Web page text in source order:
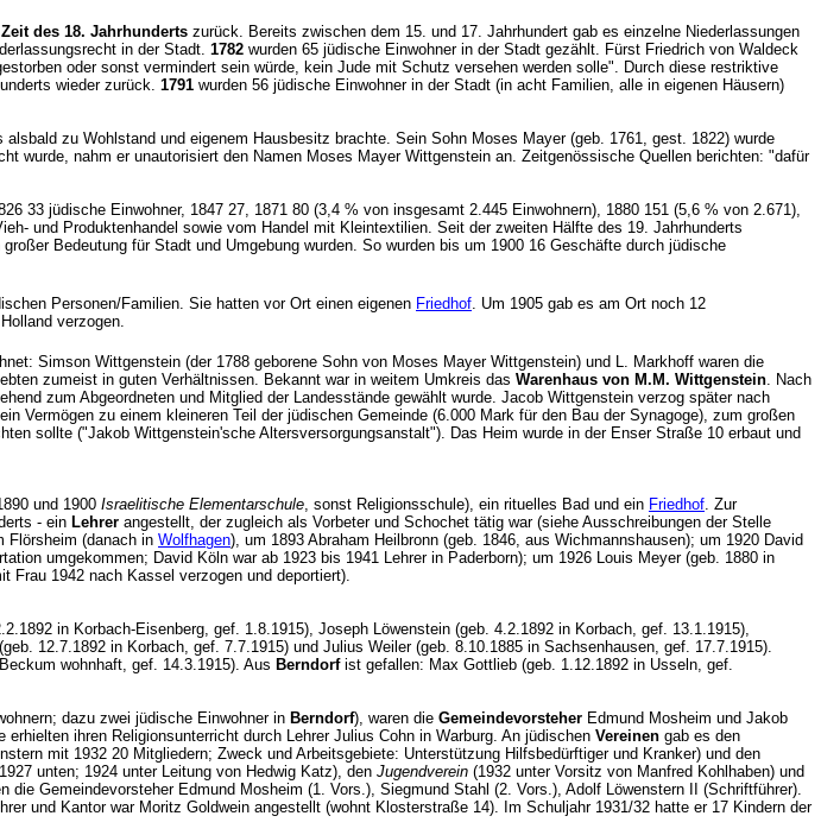
Zeit des 18. Jahrhunderts zurück. Bereits zwischen dem 15. und 17. Jahrhundert gab es einzelne Niederlassungen
in der Stadt. 1782 wurden 65 jüdische Einwohner in der Stadt gezählt. Fürst Friedrich von Waldeck
oder sonst vermindert sein würde, kein Jude mit Schutz versehen werden solle". Durch diese restriktive
wieder zurück. 1791 wurden 56 jüdische Einwohner in der Stadt (in acht Familien, alle in eigenen Häusern)
zu Wohlstand und eigenem Hausbesitz brachte. Sein Sohn Moses Mayer (geb. 1761, gest. 1822) wurde
wurde, nahm er unautorisiert den Namen Moses Mayer Wittgenstein an. Zeitgenössische Quellen berichten: "dafür
33 jüdische Einwohner, 1847 27, 1871 80 (3,4 % von insgesamt 2.445 Einwohnern), 1880 151 (5,6 % von 2.671),
und Produktenhandel sowie vom Handel mit Kleintextilien. Seit der zweiten Hälfte des 19. Jahrhunderts
Bedeutung für Stadt und Umgebung wurden. So wurden bis um 1900 16 Geschäfte durch jüdische
Personen/Familien. Sie hatten vor Ort einen eigenen Friedhof. Um 1905 gab es am Ort noch 12
Holland verzogen.
Simson Wittgenstein (der 1788 geborene Sohn von Moses Mayer Wittgenstein) und L. Markhoff waren die
zumeist in guten Verhältnissen. Bekannt war in weitem Umkreis das Warenhaus von M.M. Wittgenstein. Nach
zum Abgeordneten und Mitglied der Landesstände gewählt wurde. Jacob Wittgenstein verzog später nach
Vermögen zu einem kleineren Teil der jüdischen Gemeinde (6.000 Mark für den Bau der Synagoge), zum großen
sollte ("Jakob Wittgenstein'sche Altersversorgungsanstalt"). Das Heim wurde in der Enser Straße 10 erbaut und
und 1900 Israelitische Elementarschule, sonst Religionsschule), ein rituelles Bad und ein Friedhof. Zur
- ein Lehrer angestellt, der zugleich als Vorbeter und Schochet tätig war (siehe Ausschreibungen der Stelle
Flörsheim (danach in Wolfhagen), um 1893 Abraham Heilbronn (geb. 1846, aus Wichmannshausen); um 1920 David
umgekommen; David Köln war ab 1923 bis 1941 Lehrer in Paderborn); um 1926 Louis Meyer (geb. 1880 in
Frau 1942 nach Kassel verzogen und deportiert).
in Korbach-Eisenberg, gef. 1.8.1915), Joseph Löwenstein (geb. 4.2.1892 in Korbach, gef. 13.1.1915),
12.7.1892 in Korbach, gef. 7.7.1915) und Julius Weiler (geb. 8.10.1885 in Sachsenhausen, gef. 17.7.1915).
wohnhaft, gef. 14.3.1915). Aus Berndorfist gefallen: Max Gottlieb (geb. 1.12.1892 in Usseln, gef.
dazu zwei jüdische Einwohner in Berndorf), waren die Gemeindevorsteher Edmund Mosheim und Jakob
ihren Religionsunterricht durch Lehrer Julius Cohn in Warburg. An jüdischen Vereinen gab es den
mit 1932 20 Mitgliedern; Zweck und Arbeitsgebiete: Unterstützung Hilfsbedürftiger und Kranker) und den
unten; 1924 unter Leitung von Hedwig Katz), den Jugendverein (1932 unter Vorsitz von Manfred Kohlhaben) und
die Gemeindevorsteher Edmund Mosheim (1. Vors.), Siegmund Stahl (2. Vors.), Adolf Löwenstern II (Schriftführer).
und Kantor war Moritz Goldwein angestellt (wohnt Klosterstraße 14). Im Schuljahr 1931/32 hatte er 17 Kindern der